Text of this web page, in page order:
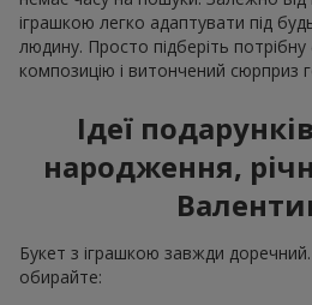
іграшкою легко адаптувати під
людину. Просто підберіть
композицію і витончений сюрприз
Ідеї
народження,
Букет з іграшкою завжди
обирайте: